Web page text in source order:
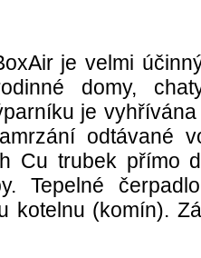
je velmi
domy,
je
odtávané
Cu trubek přímo
Tepelné
kotelnu (komín).